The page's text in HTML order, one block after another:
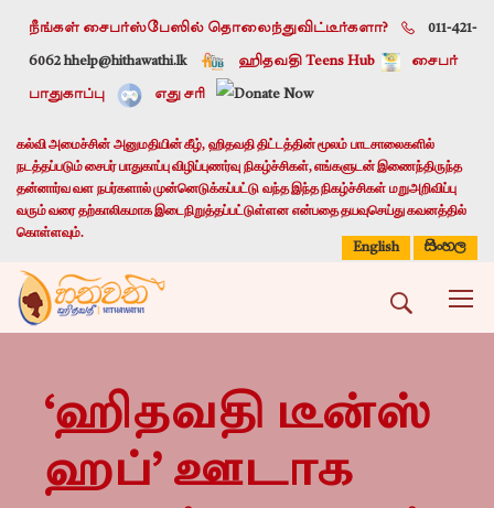
நீங்கள் சைபர்ஸ்பேஸில் தொலைந்துவிட்டீர்களா? 011-421-
6062 hhelp@hithawathi.lk ஹிதவதி Teens Hub சைபர்
பாதுகாப்பு எது சரி
கல்வி அமைச்சின் அனுமதியின் கீழ், ஹிதவதி திட்டத்தின் மூலம் பாடசாலைகளில்
நடத்தப்படும் சைபர் பாதுகாப்பு விழிப்புணர்வு நிகழ்ச்சிகள், எங்களுடன் இணைந்திருந்த
தன்னார்வ வள நபர்களால் முன்னெடுக்கப்பட்டு வந்த இந்த நிகழ்ச்சிகள் மறுஅறிவிப்பு
வரும் வரை தற்காலிகமாக இடைநிறுத்தப்பட்டுள்ளன என்பதை தயவுசெய்து கவனத்தில்
கொள்ளவும்.
English
සිංහල
‘ஹிதவதி டீன்ஸ்
ஹப்’ ஊடாக